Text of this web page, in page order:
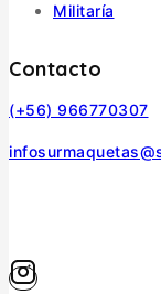
Militaría
Contacto
(+56) 966770307